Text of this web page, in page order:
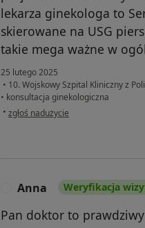
lekarza ginekologa to
skierowane na USG
takie mega ważne w
25 lutego 2025
• 10. Wojskowy Szpital Kliniczny z
• konsultacja ginekologiczna
• w opinii użytkownika Maria Kościńska
zgłoś nadużycie
Anna Weryfikacja
Pan doktor to